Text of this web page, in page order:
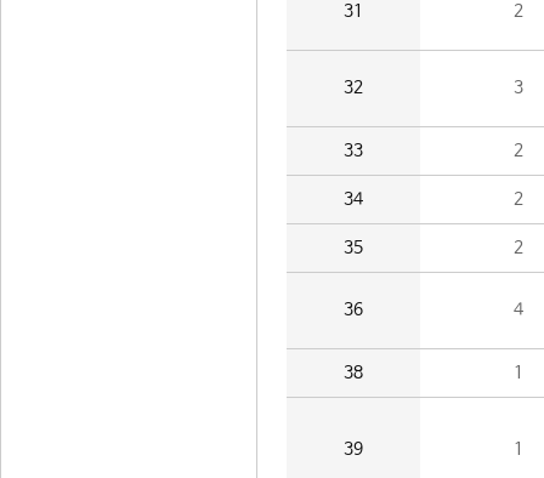
31 2
32 3
33 2
34 2
35 2
36 4
38 1
39 1